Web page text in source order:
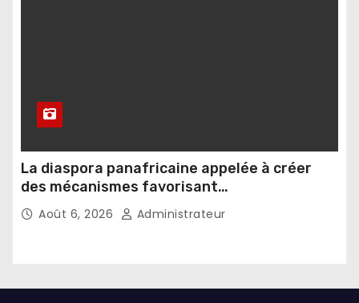
La diaspora panafricaine appelée à créer
des mécanismes favorisant
l’investissement dans les pays d’origine
Août 6, 2026 Administrateur